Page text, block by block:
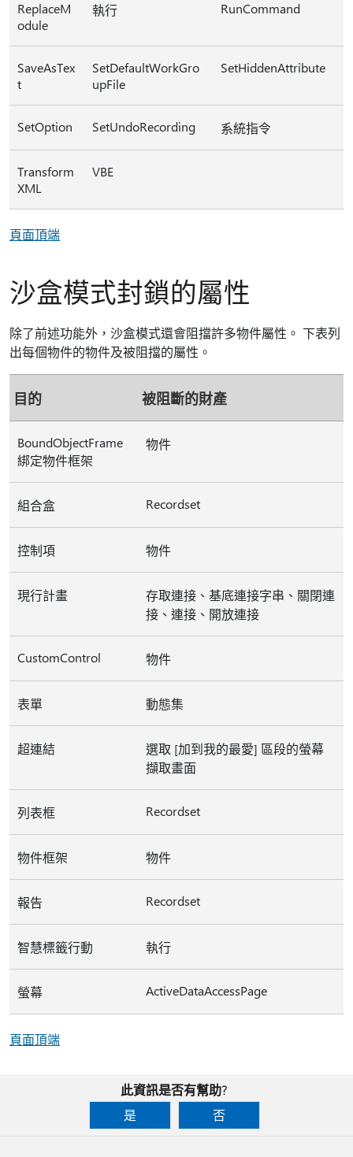
ReplaceM
odule
執行 RunCommand
SaveAsTex
t
SetDefaultWorkGro
upFile
SetHiddenAttribute
SetOption SetUndoRecording 系統指令
Transform
XML
VBE
頁面頂端
沙盒模式封鎖的屬性
除了前述功能外，沙盒模式還會阻擋許多物件屬性。 下表列
出每個物件的物件及被阻擋的屬性。
目的 被阻斷的財產
BoundObjectFrame
綁定物件框架
物件
組合盒 Recordset
控制項 物件
現行計畫
存取連接、基底連接字串、關閉連
接、連接、開放連接
CustomControl 物件
表單 動態集
超連結
選取 [加到我的最愛] 區段的螢幕
擷取畫面
列表框 Recordset
物件框架 物件
報告 Recordset
智慧標籤行動 執行
螢幕 ActiveDataAccessPage
頁面頂端
此資訊是否有幫助?
是
否